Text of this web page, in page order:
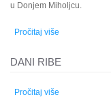
u Donjem Miholjcu.
Pročitaj više
DANI RIBE
Pročitaj više